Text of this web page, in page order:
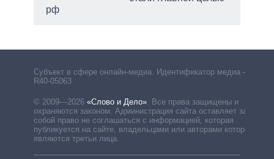
рф
Субъект в сфере онлайн-медиа. Идентификатор медиа –
R40-05063
© 2009—2026 «Слово и Дело». Все права защищены и
охраняются законом. Администрация сайта оставляет за
собой право не соглашаться с информацией, которая
публикуется на сайте, владельцами или авторами которой
являются третьи лица.